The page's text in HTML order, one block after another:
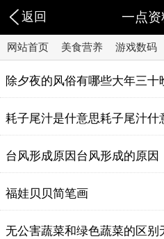
返回 一点资
网站首页 美食营养 游戏数码
除夕夜的风俗有哪些大年三十
耗子尾汁是什意思耗子尾汁什
台风形成原因台风形成的原因
福娃贝贝简笔画